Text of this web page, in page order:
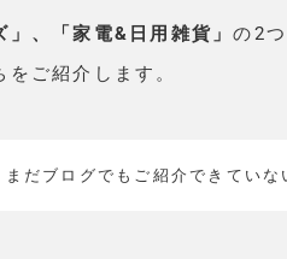
」、「家電&日用雑貨」の2
ご紹介します。
まだブログでもご紹介できていな